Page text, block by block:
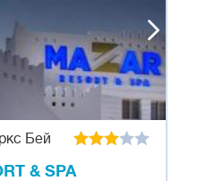
Бей
& SPA